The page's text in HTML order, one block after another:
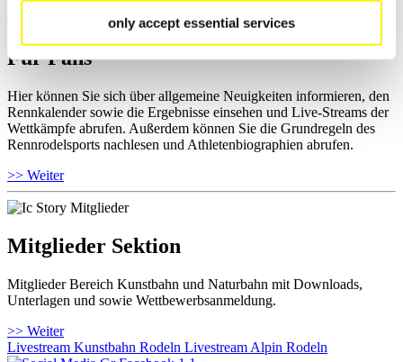
only accept essential services
Für Fans
Hier können Sie sich über allgemeine Neuigkeiten informieren, den
Rennkalender sowie die Ergebnisse einsehen und Live-Streams der
Wettkämpfe abrufen. Außerdem können Sie die Grundregeln des
Rennrodelsports nachlesen und Athletenbiographien abrufen.
>> Weiter
Mitglieder Sektion
Mitglieder Bereich Kunstbahn und Naturbahn mit Downloads,
Unterlagen und sowie Wettbewerbsanmeldung.
>> Weiter
Livestream Kunstbahn Rodeln Livestream Alpin Rodeln